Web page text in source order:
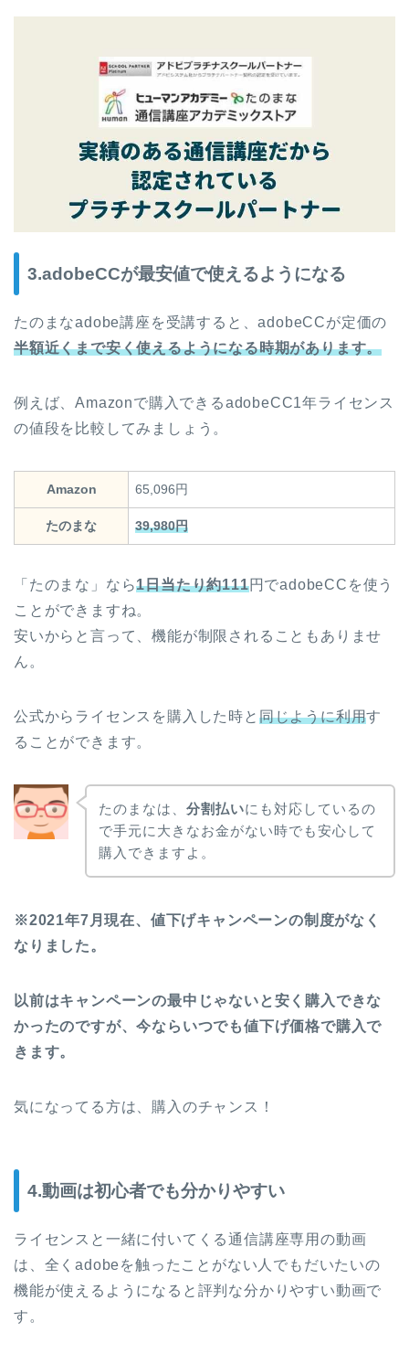
3.adobeCCが最安値で使えるようになる
たのまなadobe講座を受講すると、adobeCCが定価の
半額近くまで安く使えるようになる時期があります。
例えば、Amazonで購入できるadobeCC1年ライセンス
の値段を比較してみましょう。
Amazon 65,096円
たのまな 39,980円
「たのまな」なら1日当たり約111円でadobeCCを使う
ことができますね。
安いからと言って、機能が制限されることもありませ
ん。
公式からライセンスを購入した時と 同じように利用す
ることができます。
たのまなは、 分割払いにも対応しているの
で手元に大きなお金がない時でも安心して
購入できますよ。
※2021年7月現在、値下げキャンペーンの制度がなく
なりました。
以前はキャンペーンの最中じゃないと安く購入できな
かったのですが、今ならいつでも値下げ価格で購入で
きます。
気になってる方は、購入のチャンス！
4.動画は初心者でも分かりやすい
ライセンスと一緒に付いてくる通信講座専用の動画
は、全くadobeを触ったことがない人でもだいたいの
機能が使えるようになると評判な分かりやすい動画で
す。